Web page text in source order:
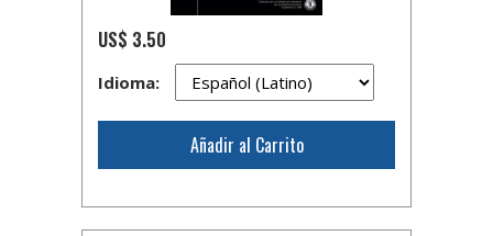
US$ 3.50
Idioma:
Añadir al Carrito